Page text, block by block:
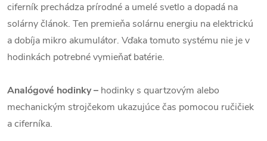
ciferník prechádza prírodné a umelé svetlo a dopadá na
solárny článok. Ten premieňa solárnu energiu na elektrickú
a dobíja mikro akumulátor. Vďaka tomuto systému nie je v
hodinkách potrebné vymieňať batérie.
Analógové hodinky – hodinky s quartzovým alebo
mechanickým strojčekom ukazujúce čas pomocou ručičiek
a ciferníka.